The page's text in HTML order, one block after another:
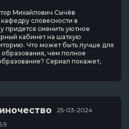
Михайлович Сычёв
словесности в
придется сменить уютное
кабинет на шаткую
Что может быть лучше для
чем полное
Сериал покажет,
25-03-2024